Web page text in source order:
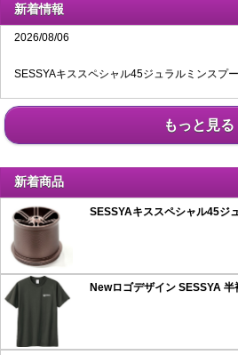
新着情報
2026/08/06
SESSYAキススペシャル45ジュラルミンスプ
もっと見る
新着商品